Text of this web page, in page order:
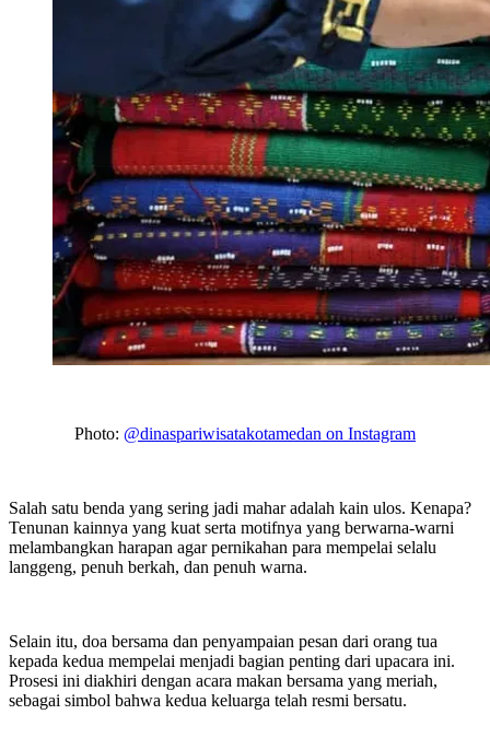
Photo: @dinaspariwisatakotamedan on Instagram
Salah satu benda yang sering jadi mahar adalah kain ulos. Kenapa?
Tenunan kainnya yang kuat serta motifnya yang berwarna-warni
melambangkan harapan agar pernikahan para mempelai selalu
langgeng, penuh berkah, dan penuh warna.
Selain itu, doa bersama dan penyampaian pesan dari orang tua
kepada kedua mempelai menjadi bagian penting dari upacara ini.
Prosesi ini diakhiri dengan acara makan bersama yang meriah,
sebagai simbol bahwa kedua keluarga telah resmi bersatu.